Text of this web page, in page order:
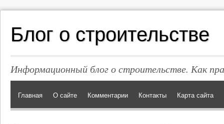
Блог о строительстве
Информационный блог о строительстве. Как
Главная О сайте Комментарии Контакты Карта сайта